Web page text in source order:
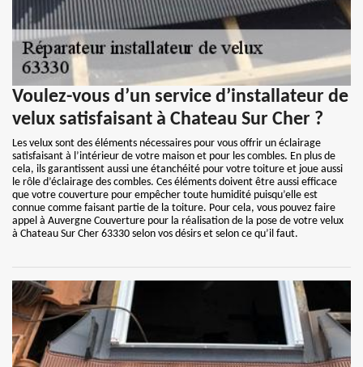
Voulez-vous d’un service d’installateur de
velux satisfaisant à Chateau Sur Cher ?
Les velux sont des éléments nécessaires pour vous offrir un éclairage
satisfaisant à l’intérieur de votre maison et pour les combles. En plus de
cela, ils garantissent aussi une étanchéité pour votre toiture et joue aussi
le rôle d’éclairage des combles. Ces éléments doivent être aussi efficace
que votre couverture pour empêcher toute humidité puisqu’elle est
connue comme faisant partie de la toiture. Pour cela, vous pouvez faire
appel à Auvergne Couverture pour la réalisation de la pose de votre velux
à Chateau Sur Cher 63330 selon vos désirs et selon ce qu’il faut.